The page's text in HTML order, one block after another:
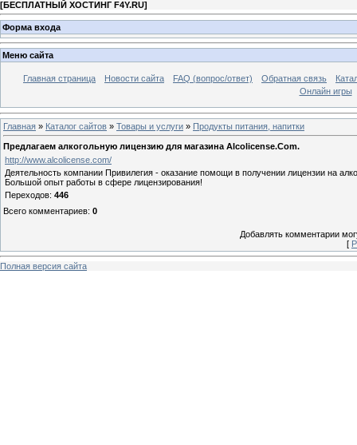
[БЕСПЛАТНЫЙ ХОСТИНГ F4Y.RU]
Форма входа
Меню сайта
Главная страница Новости сайта FAQ (вопрос/ответ) Обратная связь
Онлайн игры
Главная » Каталог сайтов » Товары и услуги » Продукты питания, напитки
Предлагаем алкогольную лицензию для магазина Alcolicense.Com.
http://www.alcolicense.com/
Деятельность компании Привилегия - оказание помощи в получении лицензии на
Большой опыт работы в сфере лицензирования!
Переходов: 446
Всего комментариев: 0
Добавлять комментарии
[
Полная версия сайта